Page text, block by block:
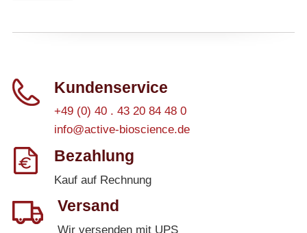
Kundenservice
+49 (0) 40 . 43 20 84 48 0
info@active-bioscience.de
Bezahlung
Kauf auf Rechnung
Versand
Wir versenden mit UPS